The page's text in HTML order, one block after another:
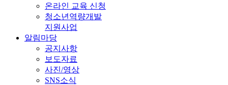
온라인 교육 신청
청소년역량개발
지원사업
알림마당
공지사항
보도자료
사진/영상
SNS소식